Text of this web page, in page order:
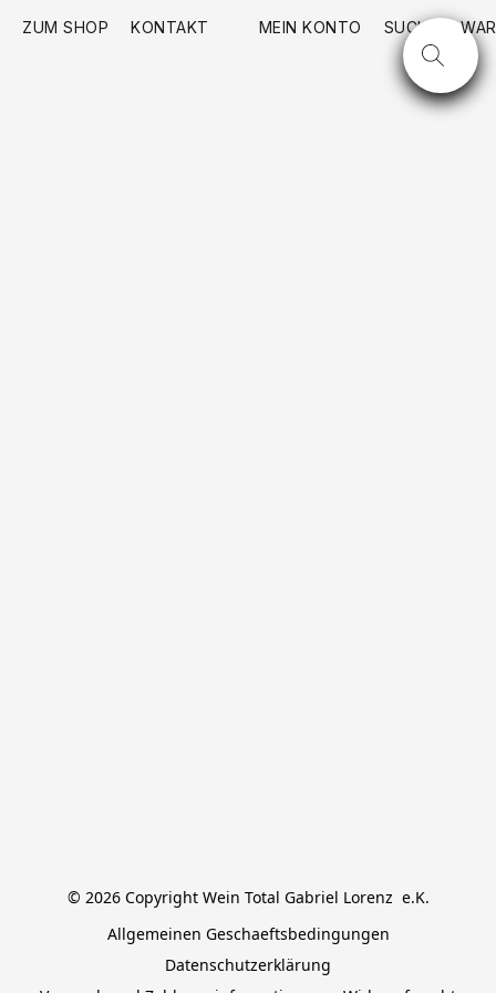
ZUM SHOP KONTAKT MEIN KONTO SUCHE
© 2026 Copyright Wein Total Gabriel Lorenz  e.K.
Allgemeinen Geschaeftsbedingungen
Datenschutzerklärung